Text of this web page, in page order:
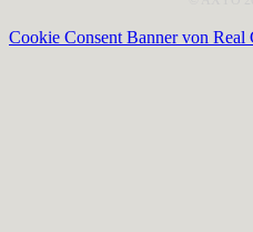
Cookie Consent Banner von Real